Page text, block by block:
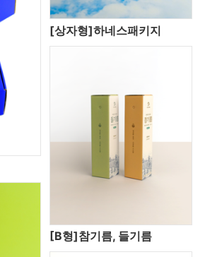
[상자형]하네스패키지
[B형]참기름, 들기름